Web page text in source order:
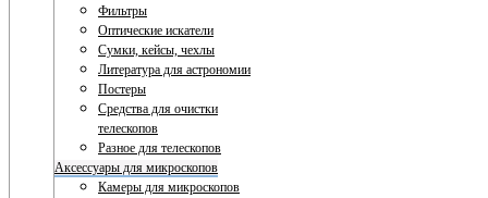
Фильтры
Оптические искатели
Сумки, кейсы, чехлы
Литература для астрономии
Постеры
Средства для очистки
телескопов
Разное для телескопов
Аксессуары для микроскопов
Камеры для микроскопов